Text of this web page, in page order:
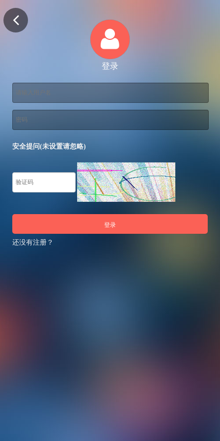
登录
安全提问(未设置请忽略)
登录
还没有注册？